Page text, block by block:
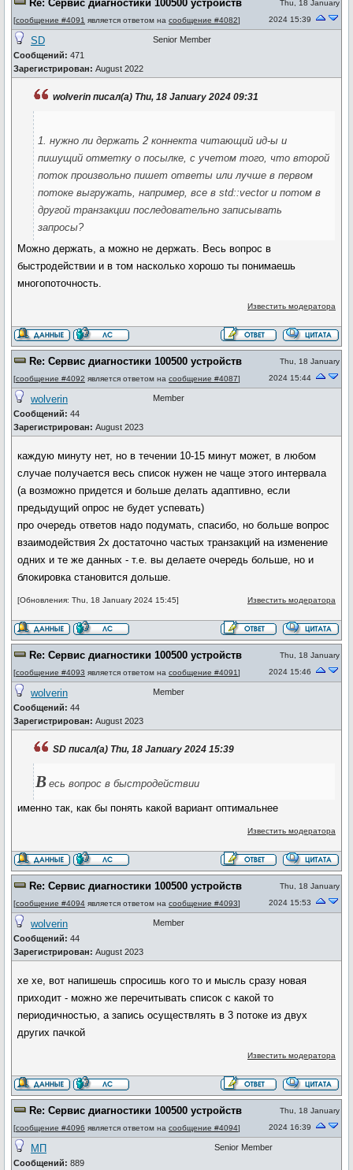
Re: Сервис диагностики 100500 устройств
[сообщение #4091 является ответом на сообщение #4082]
Thu, 18 January
2024 15:39
SD
Сообщений: 471
Зарегистрирован: August 2022
Senior Member
wolverin писал(а) Thu, 18 January 2024 09:31
1. нужно ли держать 2 коннекта читающий ид-ы и
пишущий отметку о посылке, с учетом того, что второй
поток произвольно пишет ответы или лучше в первом
потоке выгружать, например, все в std::vector и потом в
другой транзакции последовательно записывать
запросы?
Можно держать, а можно не держать. Весь вопрос в
быстродействии и в том насколько хорошо ты понимаешь
многопоточность.
Известить модератора
Re: Сервис диагностики 100500 устройств
[сообщение #4092 является ответом на сообщение #4087]
Thu, 18 January
2024 15:44
wolverin
Сообщений: 44
Зарегистрирован: August 2023
Member
каждую минуту нет, но в течении 10-15 минут может, в любом
случае получается весь список нужен не чаще этого интервала
(а возможно придется и больше делать адаптивно, если
предыдущий опрос не будет успевать)
про очередь ответов надо подумать, спасибо, но больше вопрос
взаимодействия 2х достаточно частых транзакций на изменение
одних и те же данных - т.е. вы делаете очередь больше, но и
блокировка становится дольше.
[Обновления: Thu, 18 January 2024 15:45] Известить модератора
Re: Сервис диагностики 100500 устройств
[сообщение #4093 является ответом на сообщение #4091]
Thu, 18 January
2024 15:46
wolverin
Сообщений: 44
Зарегистрирован: August 2023
Member
SD писал(а) Thu, 18 January 2024 15:39
В есь вопрос в быстродействии
именно так, как бы понять какой вариант оптимальнее
Известить модератора
Re: Сервис диагностики 100500 устройств
[сообщение #4094 является ответом на сообщение #4093]
Thu, 18 January
2024 15:53
wolverin
Сообщений: 44
Зарегистрирован: August 2023
Member
хе хе, вот напишешь спросишь кого то и мысль сразу новая
приходит - можно же перечитывать список с какой то
периодичностью, а запись осуществлять в 3 потоке из двух
других пачкой
Известить модератора
Re: Сервис диагностики 100500 устройств
[сообщение #4096 является ответом на сообщение #4094]
Thu, 18 January
2024 16:39
МП
Сообщений: 889
Senior Member